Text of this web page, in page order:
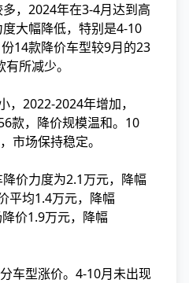
，2024年在3-4月达到高
大幅降低，特别是4-10
14款降价车型较9月的23
所减少。
，2022-2024年增加，
款，降价规模温和。10
市场保持稳定。
价力度为2.1万元，降幅
平均1.4万元，降幅
价1.9万元，降幅
车型涨价。4-10月未出现